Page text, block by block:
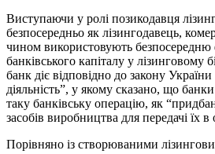
Виступаючи у ролі позикодавця
безпосередньо як лізингодавець,
чином використовують безпосередню
банківського капіталу у лізинговому
банк діє відповідно до закону
діяльність”, у якому сказано, що
таку банківську операцію, як
засобів виробництва для передачі їх
Порівняно із створюваними